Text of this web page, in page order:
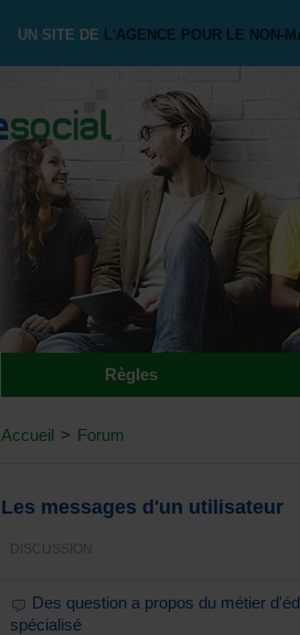
UN SITE DE L'AGENCE POUR LE NON-
Règles
Accueil > Forum
Les messages d'un utilisateur
DISCUSSION
Des question a propos du métier
spécialisé